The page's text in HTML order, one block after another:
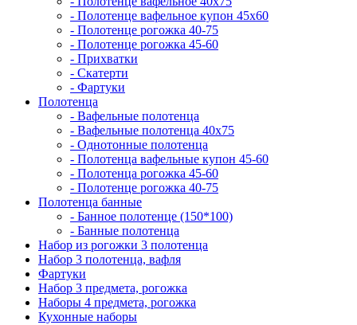
- Полотенце вафельное купон 45х60
- Полотенце рогожка 40-75
- Полотенце рогожка 45-60
- Прихватки
- Скатерти
- Фартуки
Полотенца
- Вафельные полотенца
- Вафельные полотенца 40х75
- Однотонные полотенца
- Полотенца вафельные купон 45-60
- Полотенца рогожка 45-60
- Полотенце рогожка 40-75
Полотенца банные
- Банное полотенце (150*100)
- Банные полотенца
Набор из рогожки 3 полотенца
Набор 3 полотенца, вафля
Фартуки
Набор 3 предмета, рогожка
Наборы 4 предмета, рогожка
Кухонные наборы